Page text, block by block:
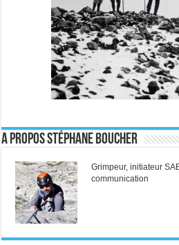
A propos Stéphane Boucher
Grimpeur, initiateur
communication